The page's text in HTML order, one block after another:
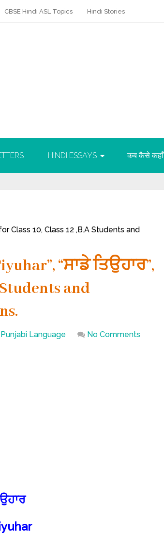
CBSE Hindi ASL Topics Hindi Stories
HINDI ESSAYS कब कैसे कहाँ
Class 10, Class 12 ,B.A Students and
“ਸਾਡੇ ਤਿਉਹਾਰ”,
Students and
Punjabi Language No Comments